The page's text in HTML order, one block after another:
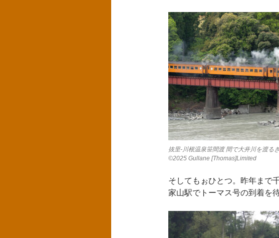
抜里-川根温泉笹間渡 間で大井川を渡る
©2025 Gullane [Thomas]Limited
そしてもぉひとつ。昨年まで
家山駅でトーマス号の到着を